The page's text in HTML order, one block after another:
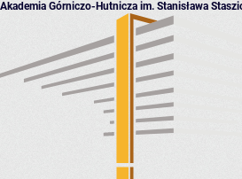
Akademia Górniczo-Hutnicza im. Stanisława